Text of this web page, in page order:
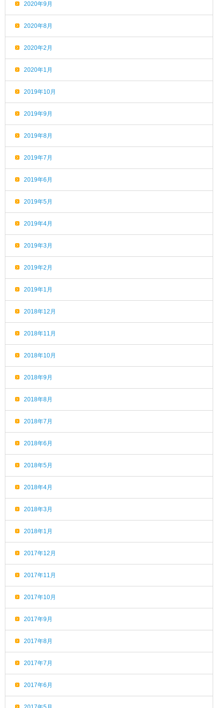
2020年9月
2020年8月
2020年2月
2020年1月
2019年10月
2019年9月
2019年8月
2019年7月
2019年6月
2019年5月
2019年4月
2019年3月
2019年2月
2019年1月
2018年12月
2018年11月
2018年10月
2018年9月
2018年8月
2018年7月
2018年6月
2018年5月
2018年4月
2018年3月
2018年1月
2017年12月
2017年11月
2017年10月
2017年9月
2017年8月
2017年7月
2017年6月